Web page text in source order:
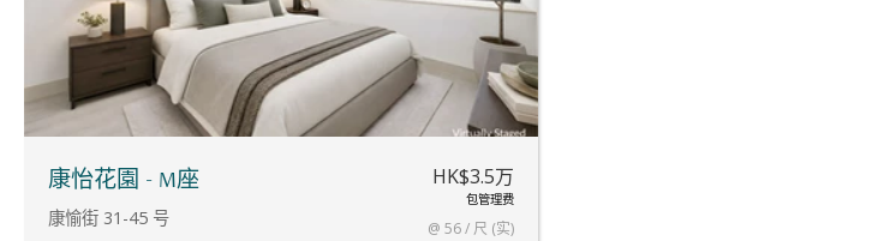
康怡花園 - M座
康愉街 31-45 号
HK$3.5万
包管理费
@ 56 / 尺 (实)